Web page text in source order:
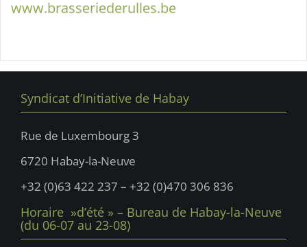
www.brasseriederulles.be
Syndicat d’Initiative de Habay
Rue de Luxembourg 3
6720 Habay-la-Neuve
+32 (0)63 422 237 – +32 (0)470 306 836
Horaire »d’été » – Bureau de Habay-la-Neuve
(du 06-07 au 23-08)